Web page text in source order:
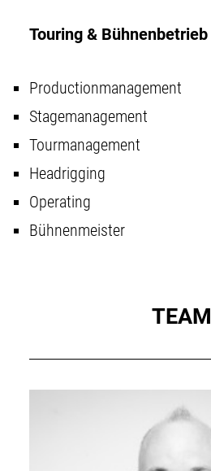
Touring & Bühnenbetrieb
Productionmanagement
Stagemanagement
Tourmanagement
Headrigging
Operating
Bühnenmeister
TEAM